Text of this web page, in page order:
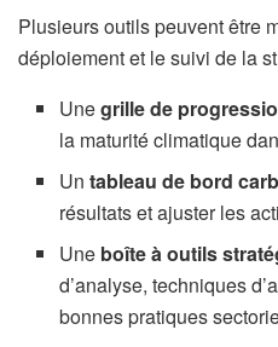
Plusieurs outils peuvent être
déploiement et le suivi de la
Unegrille de
la maturité climatique
Untableau de bord
résultats et ajuster les
Une boîte à outils
d’analyse, techniques
bonnes pratiques